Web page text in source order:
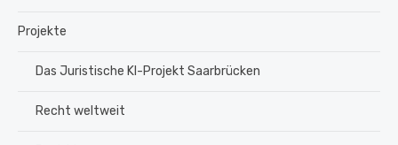
Projekte
Das Juristische KI-Projekt Saarbrücken
Recht weltweit